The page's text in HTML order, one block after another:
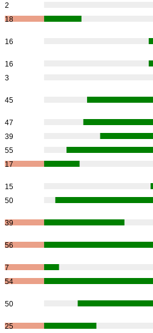
2
18
16
16
3
45
47
39
55
17
15
50
39
56
7
54
50
25